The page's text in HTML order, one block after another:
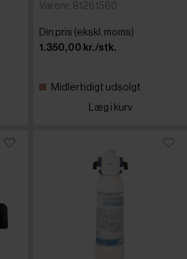
Varenr: 81261560
Din pris (ekskl. moms)
1.350,00 kr./stk.
Midlertidigt udsolgt
Læg i kurv